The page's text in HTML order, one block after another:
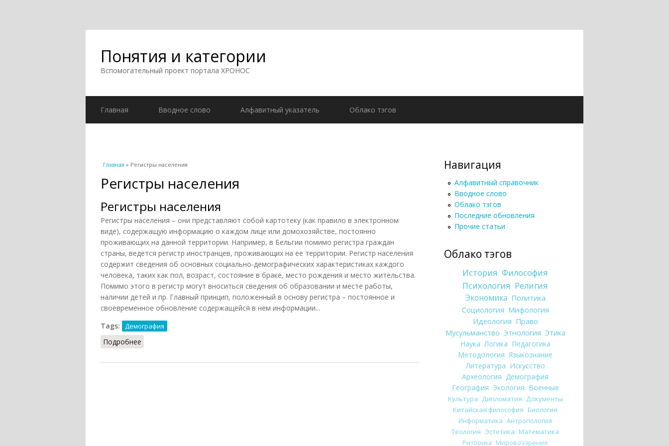
Понятия и категории
Вспомогательный проект портала ХРОНОС
Главная Вводное слово Алфавитный указатель Облако тэгов
Вы здесь
Главная » Регистры населения
Регистры населения
Регистры населения
Регистры населения – они представляют собой картотеку (как правило в электронном
виде), содержащую информацию о каждом лице или домохозяйстве, постоянно
проживающих на данной территории. Например, в Бельгии помимо регистра граждан
страны, ведется регистр иностранцев, проживающих на ее территории. Регистр населения
содержит сведения об основных социально-демографических характеристиках каждого
человека, таких как пол, возраст, состояние в браке, место рождения и место жительства.
Помимо этого в регистр могут вноситься сведения об образовании и месте работы,
наличии детей и пр. Главный принцип, положенный в основу регистра – постоянное и
своевременное обновление содержащейся в нем информации...
Tags:
Демография
Подробнее
Навигация
Алфавитный справочник
Вводное слово
Облако тэгов
Последние обновления
Прочие статьи
Облако тэгов
История Философия
Психология Религия
Экономика Политика
Социология Мифология
Идеология Право
Мусульманство Этнология Этика
Наука Логика Педагогика
Методология Языкознание
Литература Искусство
Археология Демография
География Экология Военные
Культура Дипломатия Документы
Китайская философия Биология
Информатика Антропология
Теология Эстетика Математика
Риторика Мировоззрение